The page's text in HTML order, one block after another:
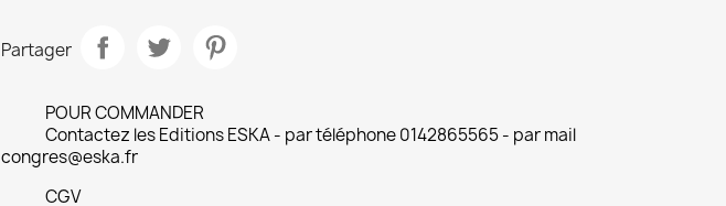
Partager
POUR COMMANDER
Contactez les Editions ESKA - par téléphone 0142865565 - par mail
congres@eska.fr
CGV